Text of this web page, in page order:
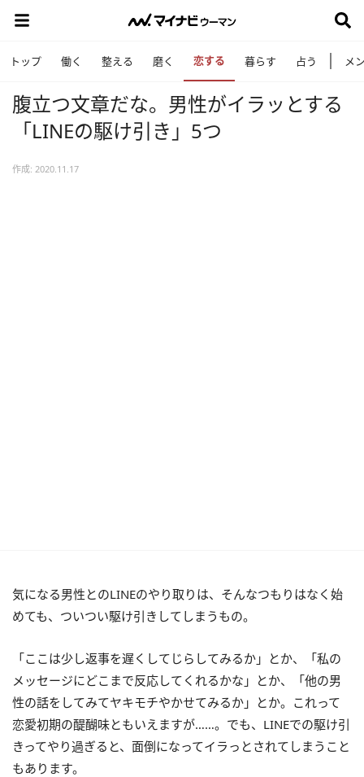
トップ 働く 整える 磨く 恋する 暮らす 占う メ
腹立つ文章だな。男性がイラッとする
「LINEの駆け引き」5つ
作成: 2020.11.17
気になる男性とのLINEのやり取りは、そんなつもりはなく始
めても、ついつい駆け引きしてしまうもの。
「ここは少し返事を遅くしてじらしてみるか」とか、「私の
メッセージにどこまで反応してくれるかな」とか、「他の男
性の話をしてみてヤキモチやかせてみるか」とか。これって
恋愛初期の醍醐味ともいえますが……。でも、LINEでの駆け引
きってやり過ぎると、面倒になってイラっとされてしまうこと
もあります。